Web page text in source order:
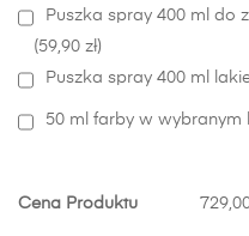
Puszka spray 400 ml do
(59,90 zł)
Puszka spray 400 ml
50 ml farby w wybranym
Cena Produktu